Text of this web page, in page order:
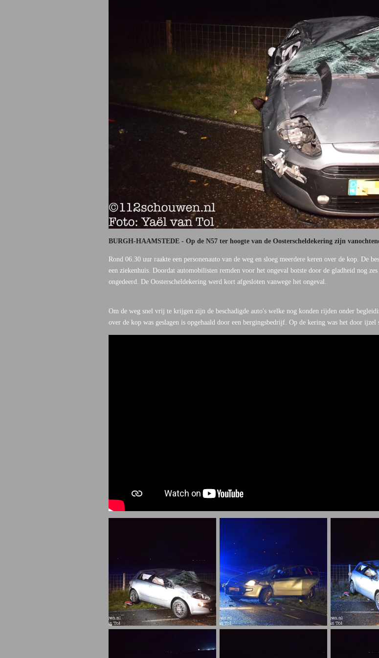
BURGH-HAAMSTEDE - Op de N57 ter hoogte van de Oosterscheldekering zijn
Rond 06.30 uur raakte een personenauto van de weg en sloeg meerdere keren over de kop. De
een ziekenhuis. Doordat automobilisten remden voor het ongeval botste door de gladheid nog
ongedeerd. De Oosterscheldekering werd kort afgesloten vanwege het ongeval.
Om de weg snel vrij te krijgen zijn de beschadigde auto's welke nog konden rijden onder
over de kop was geslagen is opgehaald door een bergingsbedrijf. Op de kering was het door